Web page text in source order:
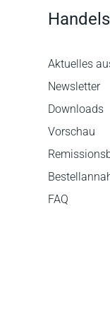
Giers, NZFam
darstellt, auf das
zu tun hat,
Aktuelles
Newsletter
Downloads
Vorschau
FAQ